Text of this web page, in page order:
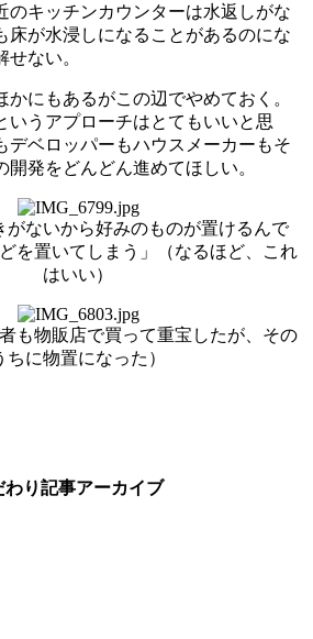
キッチンカウンターは水返しがな
床が水浸しになることがあるのにな
せない。
にもあるがこの辺でやめておく。
いうアプローチはとてもいいと思
デベロッパーもハウスメーカーもそ
発をどんどん進めてほしい。
がないから好みのものが置けるんで
を置いてしまう」（なるほど、これ
はいい）
も物販店で買って重宝したが、その
ちに物置になった）
わり記事アーカイブ